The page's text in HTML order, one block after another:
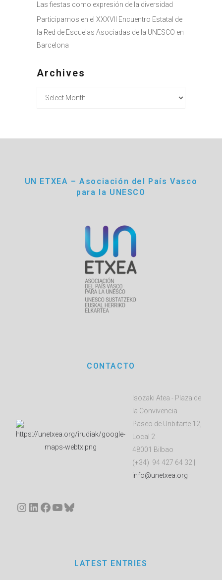
Las fiestas como expresión de la diversidad
Participamos en el XXXVII Encuentro Estatal de
la Red de Escuelas Asociadas de la UNESCO en
Barcelona
Archives
UN ETXEA – Asociación del País Vasco
para la UNESCO
CONTACTO
Isozaki Atea - Plaza de
la Convivencia
Paseo de Uribitarte 12,
Local 2
48001 Bilbao
(+34) 94 427 64 32 |
info@unetxea.org
Instagram
LinkedIn
Facebook
YouTube
Bluesky
LATEST ENTRIES